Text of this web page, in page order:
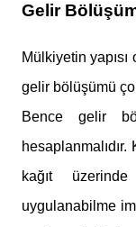
Gelir
Mülkiyetin yapısı
gelir bölüşümü
Bence gelir
kağıt
uygulanabilme